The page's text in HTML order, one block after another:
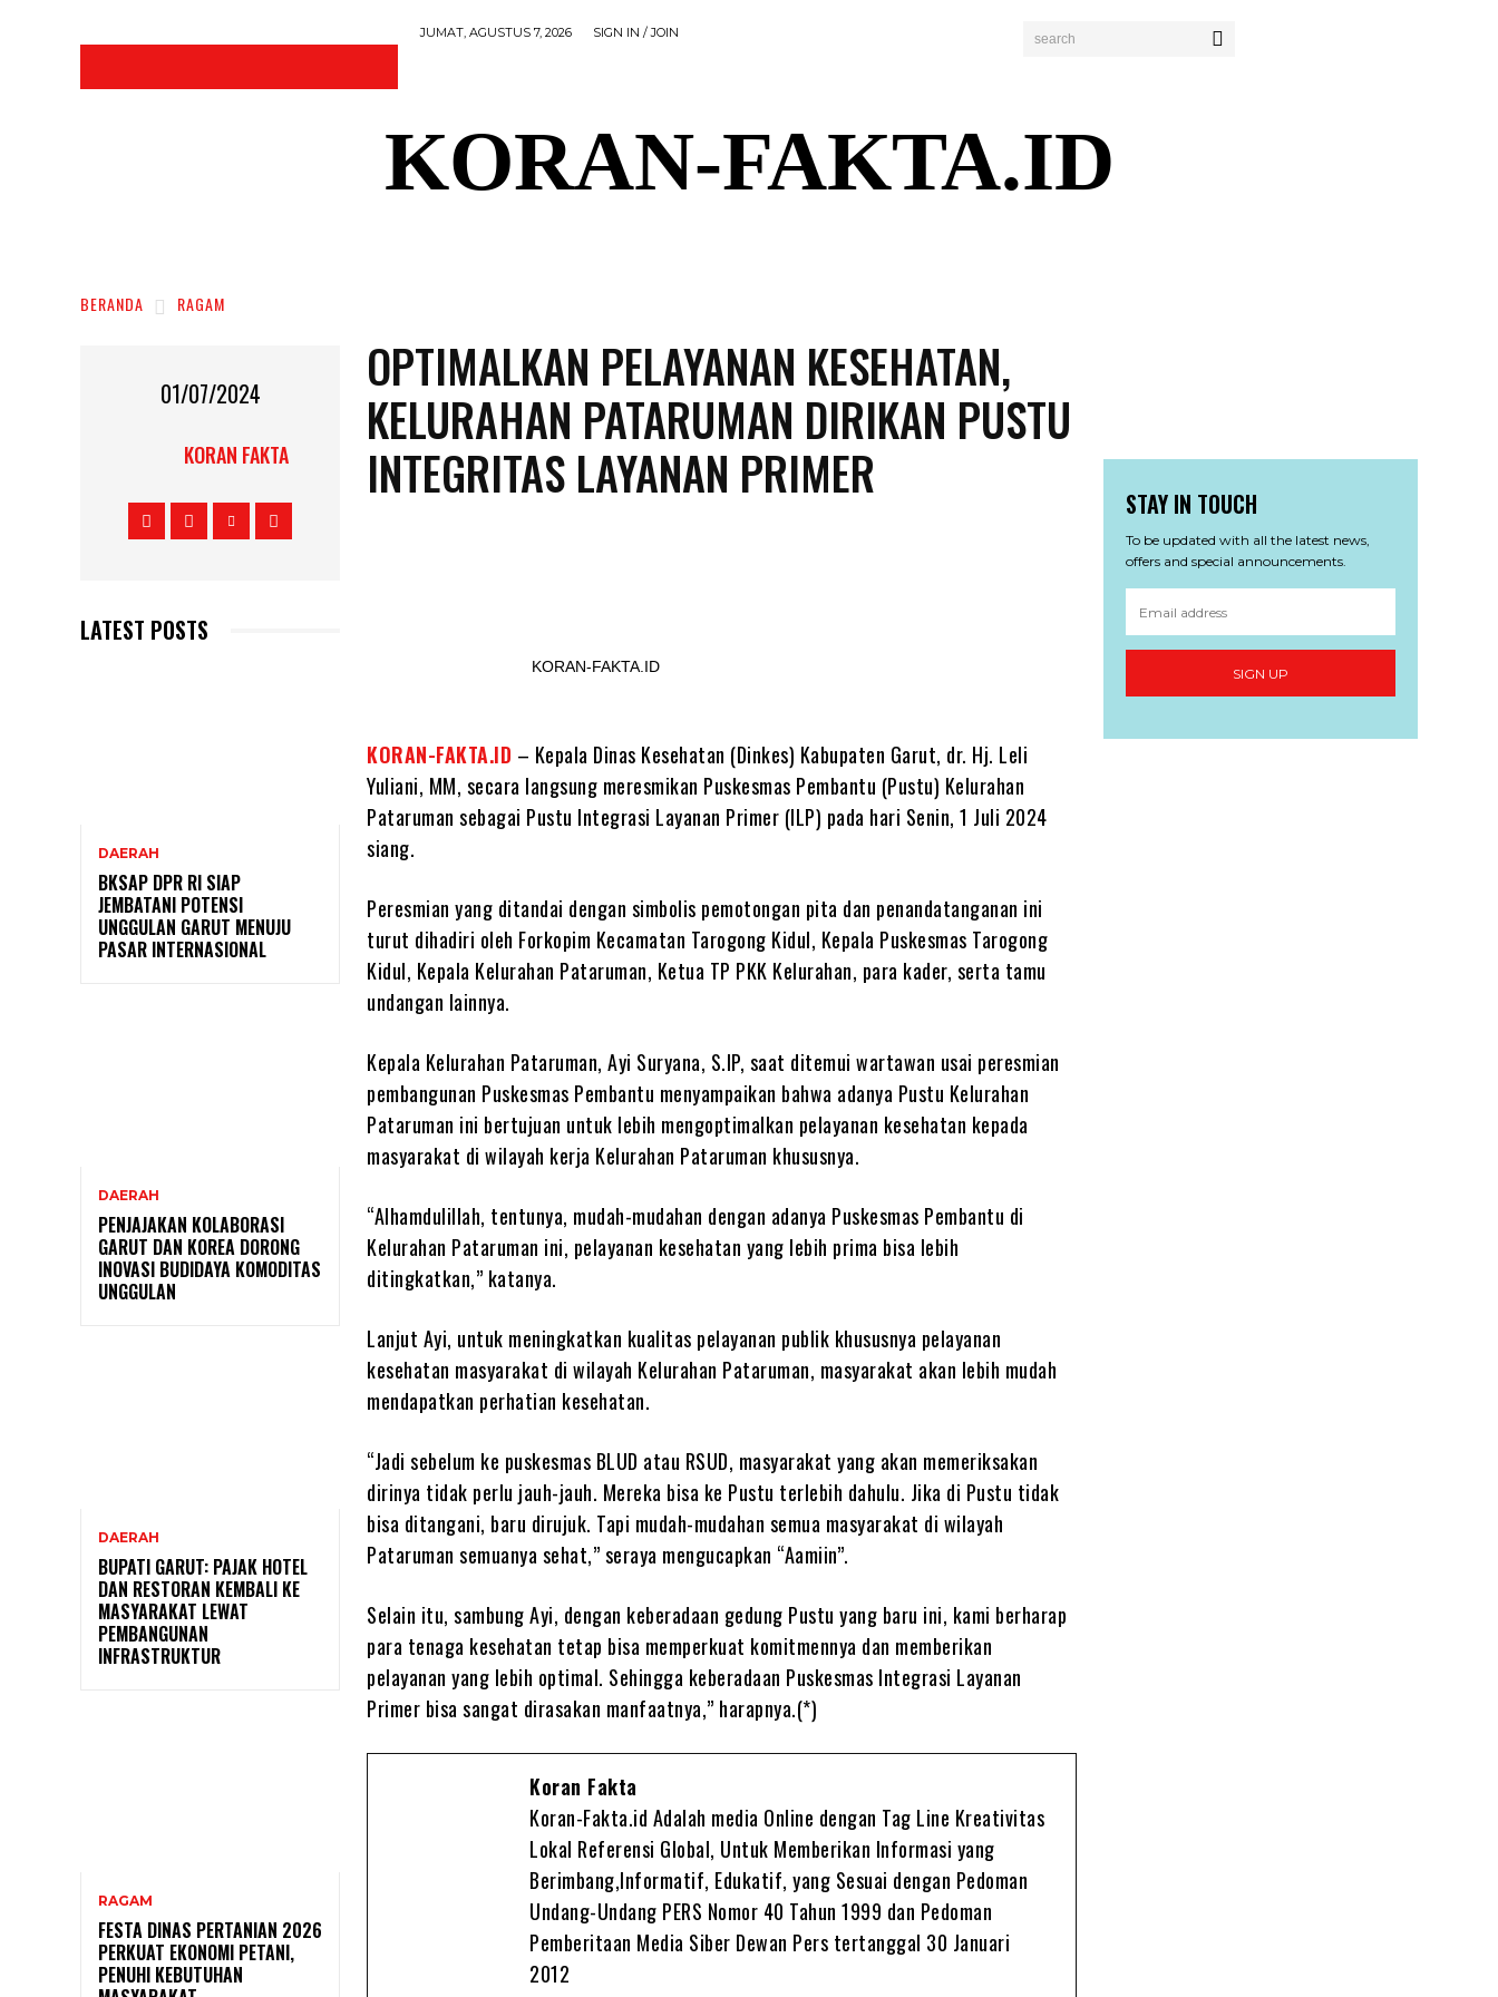
JUMAT, AGUSTUS 7, 2026 SIGN IN / JOIN search
KORAN-FAKTA.ID
BERANDA RAGAM
01/07/2024
KORAN FAKTA
LATEST POSTS
DAERAH
BKSAP DPR RI SIAP
JEMBATANI POTENSI
UNGGULAN GARUT MENUJU
PASAR INTERNASIONAL
DAERAH
PENJAJAKAN KOLABORASI
GARUT DAN KOREA DORONG
INOVASI BUDIDAYA KOMODITAS
UNGGULAN
DAERAH
BUPATI GARUT: PAJAK HOTEL
DAN RESTORAN KEMBALI KE
MASYARAKAT LEWAT
PEMBANGUNAN
INFRASTRUKTUR
RAGAM
FESTA DINAS PERTANIAN 2026
PERKUAT EKONOMI PETANI,
PENUHI KEBUTUHAN
OPTIMALKAN PELAYANAN KESEHATAN,
KELURAHAN PATARUMAN DIRIKAN PUSTU
INTEGRITAS LAYANAN PRIMER
KORAN-FAKTA.ID
KORAN-FAKTA.ID – Kepala Dinas Kesehatan (Dinkes) Kabupaten Garut, dr. Hj. Leli
Yuliani, MM, secara langsung meresmikan Puskesmas Pembantu (Pustu) Kelurahan
Pataruman sebagai Pustu Integrasi Layanan Primer (ILP) pada hari Senin, 1 Juli 2024
siang.
Peresmian yang ditandai dengan simbolis pemotongan pita dan penandatanganan ini
turut dihadiri oleh Forkopim Kecamatan Tarogong Kidul, Kepala Puskesmas Tarogong
Kidul, Kepala Kelurahan Pataruman, Ketua TP PKK Kelurahan, para kader, serta tamu
undangan lainnya.
Kepala Kelurahan Pataruman, Ayi Suryana, S.IP, saat ditemui wartawan usai peresmian
pembangunan Puskesmas Pembantu menyampaikan bahwa adanya Pustu Kelurahan
Pataruman ini bertujuan untuk lebih mengoptimalkan pelayanan kesehatan kepada
masyarakat di wilayah kerja Kelurahan Pataruman khususnya.
“Alhamdulillah, tentunya, mudah-mudahan dengan adanya Puskesmas Pembantu di
Kelurahan Pataruman ini, pelayanan kesehatan yang lebih prima bisa lebih
ditingkatkan,” katanya.
Lanjut Ayi, untuk meningkatkan kualitas pelayanan publik khususnya pelayanan
kesehatan masyarakat di wilayah Kelurahan Pataruman, masyarakat akan lebih mudah
mendapatkan perhatian kesehatan.
“Jadi sebelum ke puskesmas BLUD atau RSUD, masyarakat yang akan memeriksakan
dirinya tidak perlu jauh-jauh. Mereka bisa ke Pustu terlebih dahulu. Jika di Pustu tidak
bisa ditangani, baru dirujuk. Tapi mudah-mudahan semua masyarakat di wilayah
Pataruman semuanya sehat,” seraya mengucapkan “Aamiin”.
Selain itu, sambung Ayi, dengan keberadaan gedung Pustu yang baru ini, kami berharap
para tenaga kesehatan tetap bisa memperkuat komitmennya dan memberikan
pelayanan yang lebih optimal. Sehingga keberadaan Puskesmas Integrasi Layanan
Primer bisa sangat dirasakan manfaatnya,” harapnya.(*)
Koran Fakta
Koran-Fakta.id Adalah media Online dengan Tag Line Kreativitas
Lokal Referensi Global, Untuk Memberikan Informasi yang
Berimbang,Informatif, Edukatif, yang Sesuai dengan Pedoman
Undang-Undang PERS Nomor 40 Tahun 1999 dan Pedoman
Pemberitaan Media Siber Dewan Pers tertanggal 30 Januari
2012
STAY IN TOUCH
To be updated with all the latest news,
offers and special announcements.
SIGN UP